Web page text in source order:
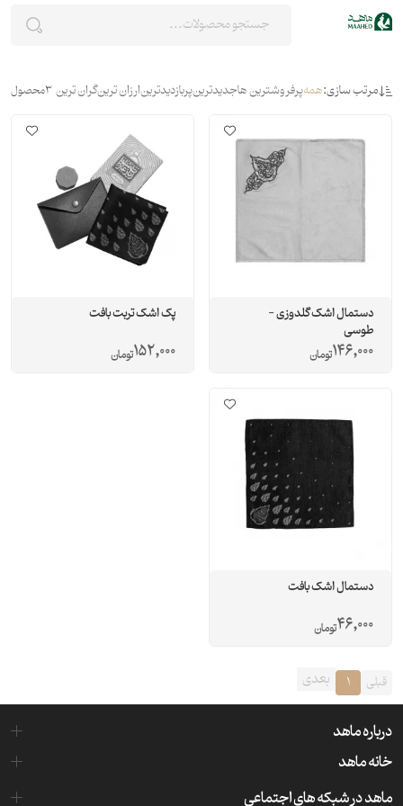
مرتب سازی:همهپرفروشترین هاجدیدترینپربازدیدترینارزان ترینگران ترین 3محصول
دستمال اشک گلدوزی -
طوسی
146,000تومان
پک اشک تربت بافت
152,000تومان
دستمال اشک بافت
46,000تومان
قبلی 1 بعدی
درباره ماهد
خانه ماهد
ماهد در شبکه های اجتماعی